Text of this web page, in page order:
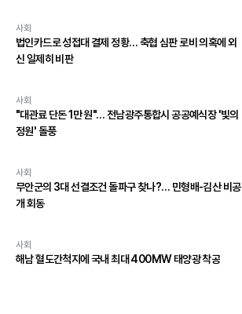
사회
법인카드로 성접대 결제 정황… 축협 심판 로비 의혹에 외
신 일제히 비판
사회
"대관료 단돈 1만 원"… 전남광주통합시 공공예식장 '빛의
정원' 돌풍
사회
무안군의 3대 선결조건 돌파구 찾나?… 민형배-김산 비공
개 회동
사회
해남 혈도간척지에 국내 최대 400MW 태양광 착공